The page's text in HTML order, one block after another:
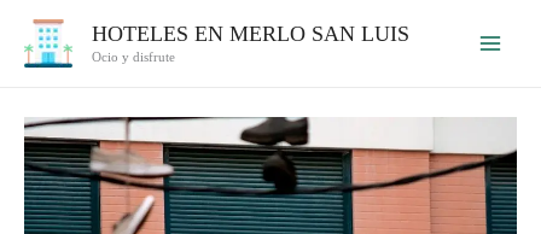
HOTELES EN MERLO SAN LUIS
Ocio y disfrute